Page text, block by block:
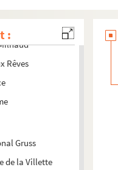
:
Rêves
Gruss
de la Villette